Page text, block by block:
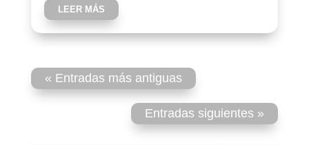
LEER MÁS
« Entradas más antiguas
Entradas siguientes »